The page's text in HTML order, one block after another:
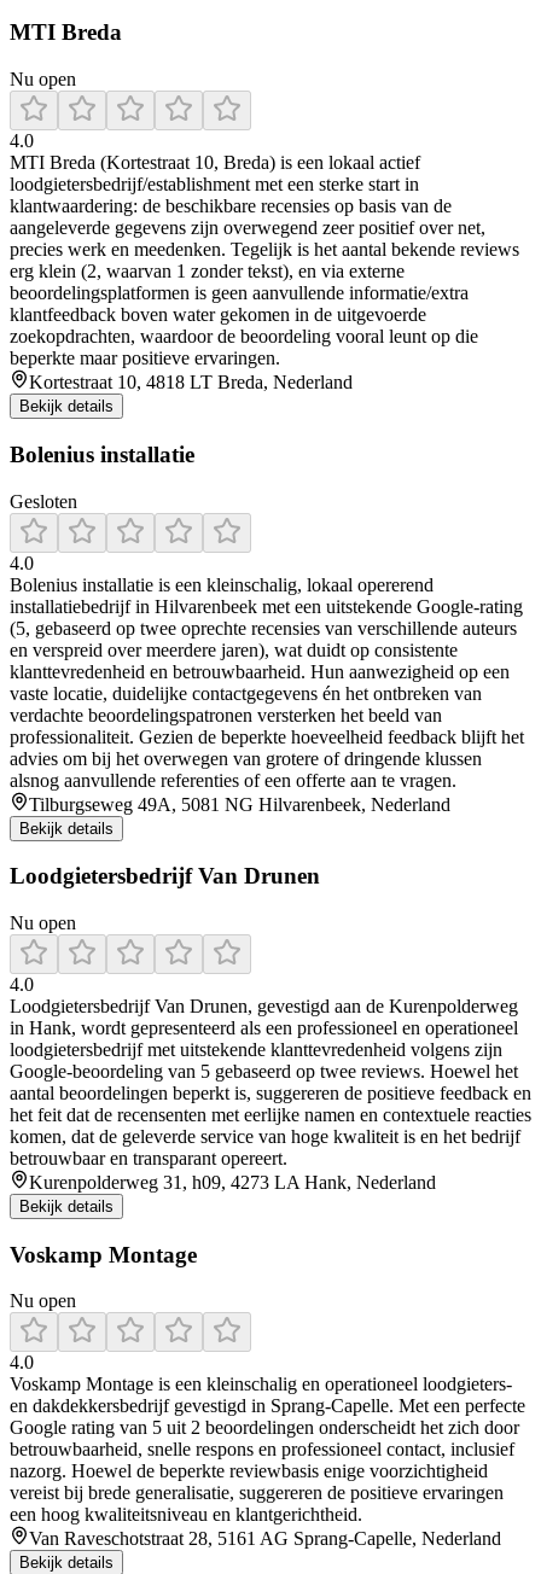
MTI Breda
Nu open
4.0
MTI Breda (Kortestraat 10, Breda) is een lokaal actief
loodgietersbedrijf/establishment met een sterke start in
klantwaardering: de beschikbare recensies op basis van de
aangeleverde gegevens zijn overwegend zeer positief over net,
precies werk en meedenken. Tegelijk is het aantal bekende reviews
erg klein (2, waarvan 1 zonder tekst), en via externe
beoordelingsplatformen is geen aanvullende informatie/extra
klantfeedback boven water gekomen in de uitgevoerde
zoekopdrachten, waardoor de beoordeling vooral leunt op die
beperkte maar positieve ervaringen.
Kortestraat 10, 4818 LT Breda, Nederland
Bekijk details
Bolenius installatie
Gesloten
4.0
Bolenius installatie is een kleinschalig, lokaal opererend
installatiebedrijf in Hilvarenbeek met een uitstekende Google-rating
(5, gebaseerd op twee oprechte recensies van verschillende auteurs
en verspreid over meerdere jaren), wat duidt op consistente
klanttevredenheid en betrouwbaarheid. Hun aanwezigheid op een
vaste locatie, duidelijke contactgegevens én het ontbreken van
verdachte beoordelingspatronen versterken het beeld van
professionaliteit. Gezien de beperkte hoeveelheid feedback blijft het
advies om bij het overwegen van grotere of dringende klussen
alsnog aanvullende referenties of een offerte aan te vragen.
Tilburgseweg 49A, 5081 NG Hilvarenbeek, Nederland
Bekijk details
Loodgietersbedrijf Van Drunen
Nu open
4.0
Loodgietersbedrijf Van Drunen, gevestigd aan de Kurenpolderweg
in Hank, wordt gepresenteerd als een professioneel en operationeel
loodgietersbedrijf met uitstekende klanttevredenheid volgens zijn
Google-beoordeling van 5 gebaseerd op twee reviews. Hoewel het
aantal beoordelingen beperkt is, suggereren de positieve feedback en
het feit dat de recensenten met eerlijke namen en contextuele reacties
komen, dat de geleverde service van hoge kwaliteit is en het bedrijf
betrouwbaar en transparant opereert.
Kurenpolderweg 31, h09, 4273 LA Hank, Nederland
Bekijk details
Voskamp Montage
Nu open
4.0
Voskamp Montage is een kleinschalig en operationeel loodgieters-
en dakdekkersbedrijf gevestigd in Sprang‑Capelle. Met een perfecte
Google rating van 5 uit 2 beoordelingen onderscheidt het zich door
betrouwbaarheid, snelle respons en professioneel contact, inclusief
nazorg. Hoewel de beperkte reviewbasis enige voorzichtigheid
vereist bij brede generalisatie, suggereren de positieve ervaringen
een hoog kwaliteitsniveau en klantgerichtheid.
Van Raveschotstraat 28, 5161 AG Sprang-Capelle, Nederland
Bekijk details